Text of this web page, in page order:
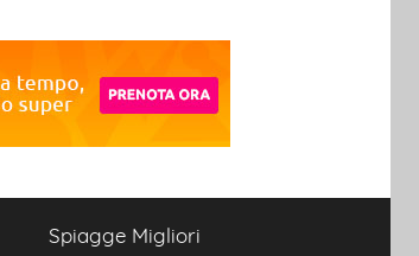
Spiagge Migliori